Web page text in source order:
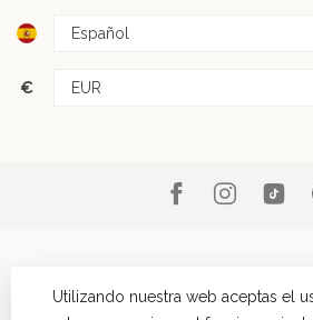
€
Utilizando nuestra web aceptas el